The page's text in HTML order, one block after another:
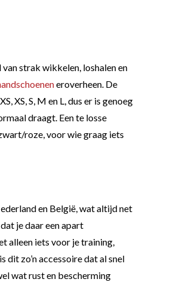
strak wikkelen, loshalen en
eroverheen. De
XS, S, M en L, dus er is genoeg
draagt. Een te losse
roze, voor wie graag iets
en België, wat altijd net
je daar een apart
alleen iets voor je training,
zo’n accessoire dat al snel
wat rust en bescherming